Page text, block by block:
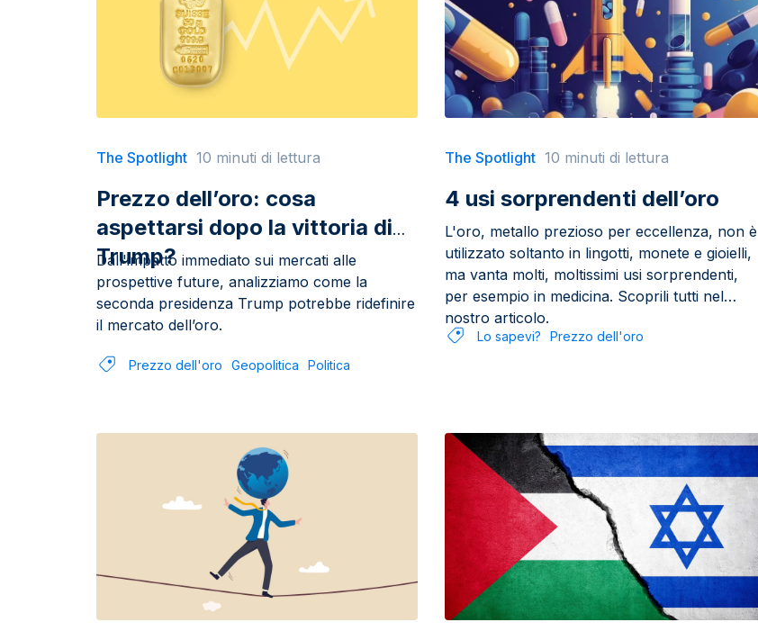
The Spotlight 10 minuti di lettura
Prezzo dell’oro: cosa
aspettarsi dopo la vittoria di
Trump?
Dall'impatto immediato sui mercati alle
prospettive future, analizziamo come la
seconda presidenza Trump potrebbe ridefinire
il mercato dell’oro.
Prezzo dell'oro Geopolitica Politica
The Spotlight 10 minuti di lettura
4 usi sorprendenti dell’oro
L'oro, metallo prezioso per eccellenza, non è
utilizzato soltanto in lingotti, monete e gioielli,
ma vanta molti, moltissimi usi sorprendenti,
per esempio in medicina. Scoprili tutti nel
nostro articolo.
Lo sapevi? Prezzo dell'oro